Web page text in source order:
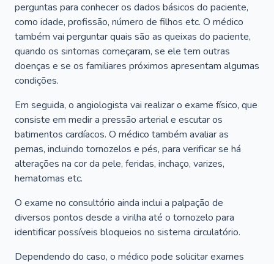
perguntas para conhecer os dados básicos do paciente,
como idade, profissão, número de filhos etc. O médico
também vai perguntar quais são as queixas do paciente,
quando os sintomas começaram, se ele tem outras
doenças e se os familiares próximos apresentam algumas
condições.
Em seguida, o angiologista vai realizar o exame físico, que
consiste em medir a pressão arterial e escutar os
batimentos cardíacos. O médico também avaliar as
pernas, incluindo tornozelos e pés, para verificar se há
alterações na cor da pele, feridas, inchaço, varizes,
hematomas etc.
O exame no consultório ainda inclui a palpação de
diversos pontos desde a virilha até o tornozelo para
identificar possíveis bloqueios no sistema circulatório.
Dependendo do caso, o médico pode solicitar exames